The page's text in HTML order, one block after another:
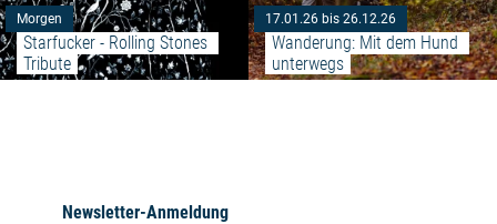
Morgen
Starfucker - Rolling Stones
Tribute
17.01.26 bis 26.12.26
Wanderung: Mit dem Hund
unterwegs
Newsletter-Anmeldung